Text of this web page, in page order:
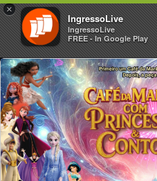
×
IngressoLive
IngressoLive
FREE - In Google Play